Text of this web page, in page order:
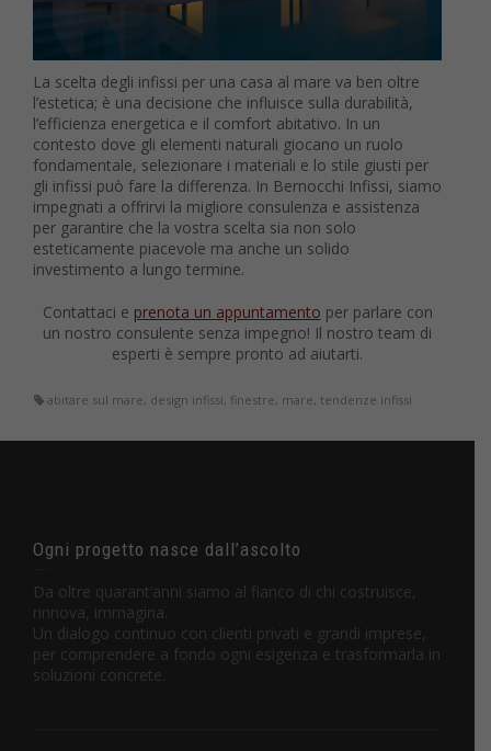
La scelta degli infissi per una casa al mare va ben oltre
l’estetica; è una decisione che influisce sulla durabilità,
l’efficienza energetica e il comfort abitativo. In un
contesto dove gli elementi naturali giocano un ruolo
fondamentale, selezionare i materiali e lo stile giusti per
gli infissi può fare la differenza. In Bernocchi Infissi, siamo
impegnati a offrirvi la migliore consulenza e assistenza
per garantire che la vostra scelta sia non solo
esteticamente piacevole ma anche un solido
investimento a lungo termine.
Contattaci e prenota un appuntamento per parlare con
un nostro consulente senza impegno! Il nostro team di
esperti è sempre pronto ad aiutarti.
abitare sul mare, design infissi, finestre, mare, tendenze infissi
Ogni progetto nasce dall’ascolto
Da oltre quarant’anni siamo al fianco di chi costruisce,
rinnova, immagina.
Un dialogo continuo con clienti privati e grandi imprese,
per comprendere a fondo ogni esigenza e trasformarla in
soluzioni concrete.